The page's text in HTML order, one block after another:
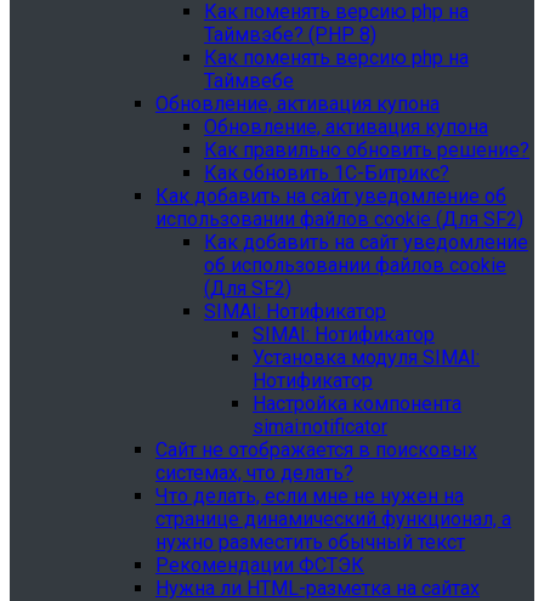
Как поменять версию php на
Таймвэбе? (PHP 8)
Как поменять версию php на
Таймвебе
Обновление, активация купона
Обновление, активация купона
Как правильно обновить решение?
Как обновить 1С-Битрикс?
Как добавить на сайт уведомление об
использовании файлов cookie (Для SF2)
Как добавить на сайт уведомление
об использовании файлов cookie
(Для SF2)
SIMAI: Нотификатор
SIMAI: Нотификатор
Установка модуля SIMAI:
Нотификатор
Настройка компонента
simai:notificator
Сайт не отображается в поисковых
системах, что делать?
Что делать, если мне не нужен на
странице динамический функционал, а
нужно разместить обычный текст
Рекомендации ФСТЭК
Нужна ли HTML-разметка на сайтах